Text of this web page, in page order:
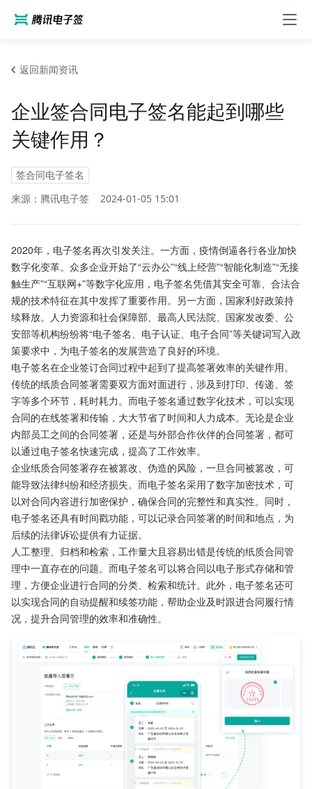
返回新闻资讯
企业签合同电子签名能起到哪些
关键作用？
签合同电子签名
来源：腾讯电子签
2024-01-05 15:01
2020年，电子签名再次引发关注。一方面，疫情倒逼各行各业加快
数字化变革。众多企业开始了“云办公”“线上经营”“智能化制造”“无接
触生产”“互联网+”等数字化应用，电子签名凭借其安全可靠、合法合
规的技术特征在其中发挥了重要作用。另一方面，国家利好政策持
续释放。人力资源和社会保障部、最高人民法院、国家发改委、公
安部等机构纷纷将“电子签名、电子认证、电子合同”等关键词写入政
策要求中，为电子签名的发展营造了良好的环境。
电子签名在企业签订合同过程中起到了提高签署效率的关键作用。
传统的纸质合同签署需要双方面对面进行，涉及到打印、传递、签
字等多个环节，耗时耗力。而电子签名通过数字化技术，可以实现
合同的在线签署和传输，大大节省了时间和人力成本。无论是企业
内部员工之间的合同签署，还是与外部合作伙伴的合同签署，都可
以通过电子签名快速完成，提高了工作效率。
企业纸质合同签署存在被篡改、伪造的风险，一旦合同被篡改，可
能导致法律纠纷和经济损失。而电子签名采用了数字加密技术，可
以对合同内容进行加密保护，确保合同的完整性和真实性。同时，
电子签名还具有时间戳功能，可以记录合同签署的时间和地点，为
后续的法律诉讼提供有力证据。
人工整理、归档和检索，工作量大且容易出错是传统的纸质合同管
理中一直存在的问题。而电子签名可以将合同以电子形式存储和管
理，方便企业进行合同的分类、检索和统计。此外，电子签名还可
以实现合同的自动提醒和续签功能，帮助企业及时跟进合同履行情
况，提升合同管理的效率和准确性。